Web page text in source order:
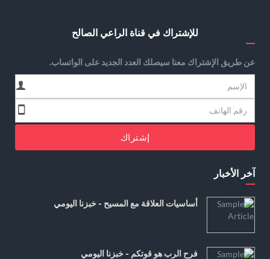
للإشتراك في قناة الراعي الصالح
عن طريق الإشتراك معنا سيصلك العدد الجديد على الواتساب.
إشتراك
آخر الأخبار
أساسيات العلاقة مع المسيح - خبزنا اليومي
فرح الرب هو قوتكم - خبزنا اليومي